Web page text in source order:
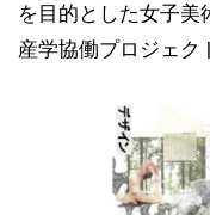
を目的とした女子
産学協働プロジェク